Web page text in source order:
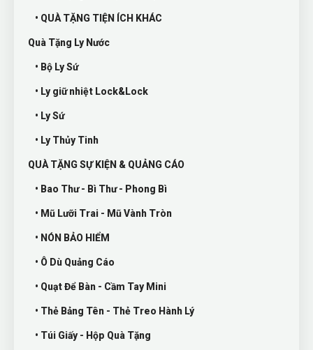
• QUÀ TẶNG TIỆN ÍCH KHÁC
Quà Tặng Ly Nước
• Bộ Ly Sứ
• Ly giữ nhiệt Lock&Lock
• Ly Sứ
• Ly Thủy Tinh
QUÀ TẶNG SỰ KIỆN & QUẢNG CÁO
• Bao Thư - Bì Thư - Phong Bì
• Mũ Lưỡi Trai - Mũ Vành Tròn
• NÓN BẢO HIỂM
• Ô Dù Quảng Cáo
• Quạt Để Bàn - Cầm Tay Mini
• Thẻ Bảng Tên - Thẻ Treo Hành Lý
• Túi Giấy - Hộp Quà Tặng